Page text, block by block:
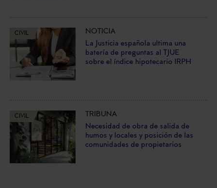
CIVIL
NOTICIA
La Justicia española ultima una
batería de preguntas al TJUE
sobre el índice hipotecario IRPH
CIVIL
TRIBUNA
Necesidad de obra de salida de
humos y locales y posición de las
comunidades de propietarios